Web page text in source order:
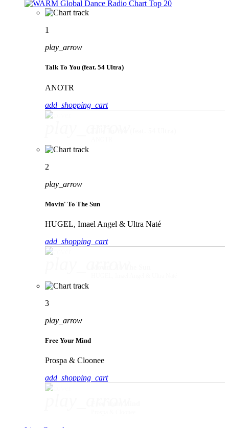
1
play_arrow
Talk To You (feat. 54 Ultra)
ANOTR
add_shopping_cart
2
play_arrow
Movin' To The Sun
HUGEL, Imael Angel & Ultra Naté
add_shopping_cart
3
play_arrow
Free Your Mind
Prospa & Cloonee
add_shopping_cart